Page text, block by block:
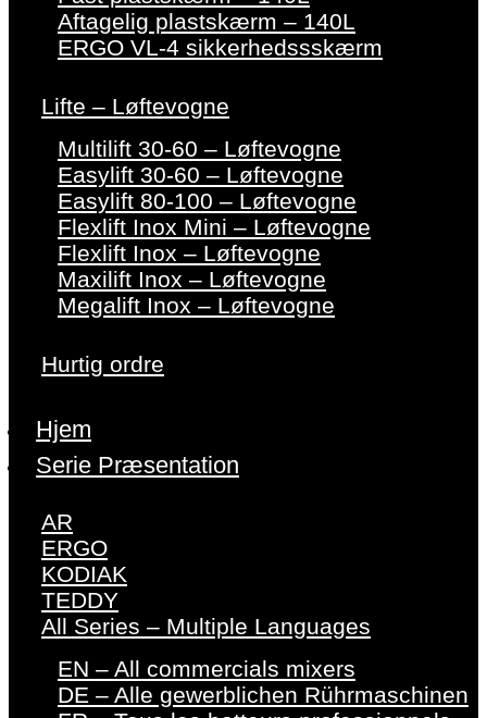
Aftagelig plastskærm – 140L
ERGO VL-4 sikkerhedssskærm
Lifte – Løftevogne
Multilift 30-60 – Løftevogne
Easylift 30-60 – Løftevogne
Easylift 80-100 – Løftevogne
Flexlift Inox Mini – Løftevogne
Flexlift Inox – Løftevogne
Maxilift Inox – Løftevogne
Megalift Inox – Løftevogne
Hurtig ordre
Hjem
Serie Præsentation
AR
ERGO
KODIAK
TEDDY
All Series – Multiple Languages
EN – All commercials mixers
DE – Alle gewerblichen Rührmaschinen